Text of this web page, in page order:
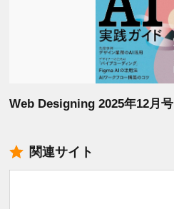
Web Designing 2025年12月号
関連サイト